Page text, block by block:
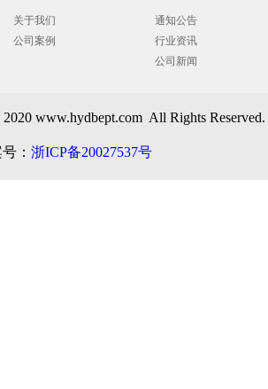
关于我们
公司案例
通知公告
行业资讯
公司新闻
www.hydbept.com All Rights
： 浙ICP备20027537号